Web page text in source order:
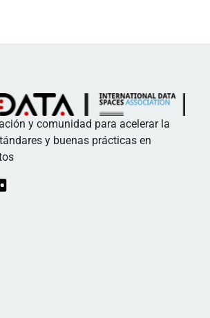
y comunidad para acelerar la
y buenas prácticas en